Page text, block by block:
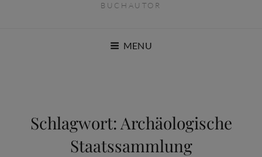
BUCHAUTOR
MENU
Schlagwort: Archäologische
Staatssammlung